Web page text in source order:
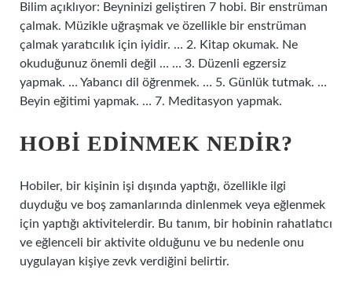
Bilim açıklıyor: Beyninizi geliştiren 7 hobi. Bir enstrüman
çalmak. Müzikle uğraşmak ve özellikle bir enstrüman
çalmak yaratıcılık için iyidir. … 2. Kitap okumak. Ne
okuduğunuz önemli değil … … 3. Düzenli egzersiz
yapmak. … Yabancı dil öğrenmek. … 5. Günlük tutmak. …
Beyin eğitimi yapmak. … 7. Meditasyon yapmak.
HOBI EDINMEK NEDIR?
Hobiler, bir kişinin işi dışında yaptığı, özellikle ilgi
duyduğu ve boş zamanlarında dinlenmek veya eğlenmek
için yaptığı aktivitelerdir. Bu tanım, bir hobinin rahatlatıcı
ve eğlenceli bir aktivite olduğunu ve bu nedenle onu
uygulayan kişiye zevk verdiğini belirtir.